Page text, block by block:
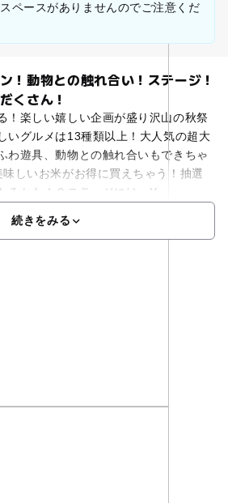
ペースがありませんのでご注意くだ
！動物との触れ合い！ステージ！
くさん！
！楽しい嬉しい企画が盛り沢山の秋祭
いグルメは13種類以上！大人気の超大
わ遊具、動物との触れ合いもできちゃ
味しいお米がお得に買えちゃう！抽選
るかも！？ステージには、You
続きをみる